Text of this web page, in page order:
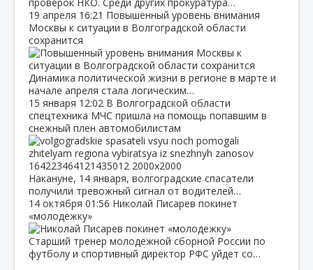
19 апреля 16:21 Повышенный уровень внимания
Москвы к ситуации в Волгоградской области
сохранится
Динамика политической жизни в регионе в марте и
начале апреля стала логическим…
15 января 12:02 В Волгоградской области
спецтехника МЧС пришла на помощь попавшим в
снежный плен автомобилистам
Накануне, 14 января, волгоградские спасатели
получили тревожный сигнал от водителей…
14 октября 01:56 Николай Писарев покинет
«молодежку»
Старший тренер молодежной сборной России по
футболу и спортивный директор РФС уйдет со…